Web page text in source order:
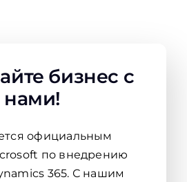
бизнес с
нами!
официальным
по внедрению
365. С нашим